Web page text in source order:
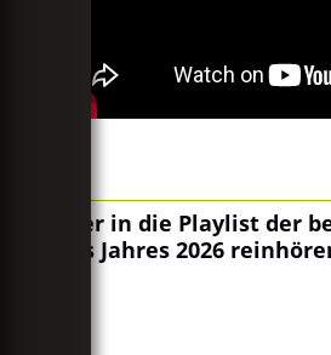
Hier in die Playlist der
des Jahres 2026